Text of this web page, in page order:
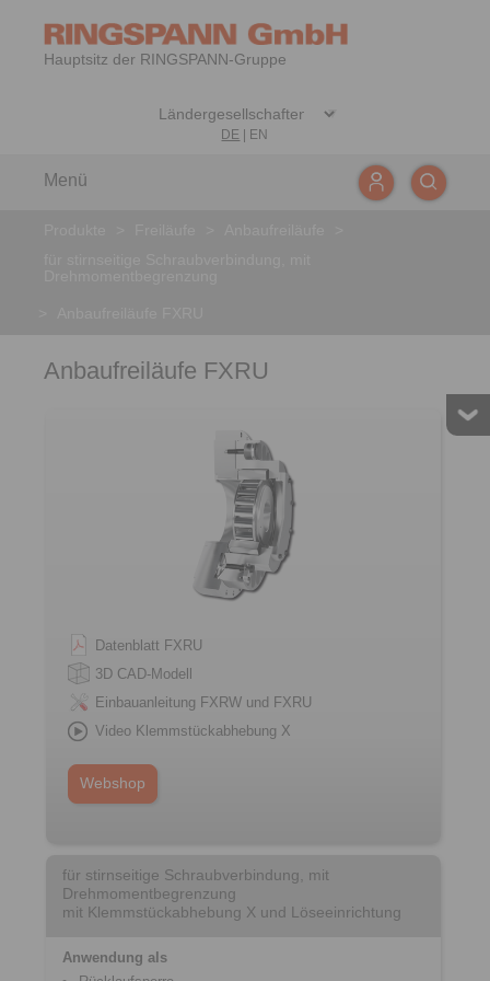
Hauptsitz der RINGSPANN-Gruppe
DE EN
Menü
Anbaufreiläufe FXRU
Datenblatt FXRU
3D CAD-Modell
Einbauanleitung FXRW und FXRU
Video Klemmstückabhebung X
Webshop
für stirnseitige Schraubverbindung, mit
Drehmomentbegrenzung
mit Klemmstückabhebung X und Löseeinrichtung
Anwendung als